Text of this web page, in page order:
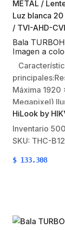
AHD / CVI /
Físicas y
de…
Bala
Imagen a
METAL /
Luz blanca 20
IP66 / TVI-
CVBS
Máxima 1920
Megapixel)
minima: 0.001
(F1.0, AGC
con IR)Lente
102°)20
Tecnologias,
HiLook by
Inventario 500
SKU: THC-
$ 133.308